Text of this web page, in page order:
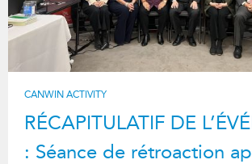
CANWIN ACTIVITY
RÉCAPITULATIF DE
: Séance de rétroaction